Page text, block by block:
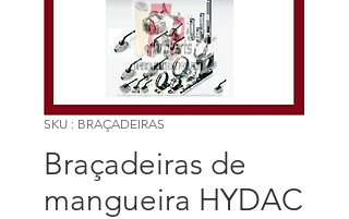
SKU : BRAÇADEIRAS
Braçadeiras de
mangueira HYDAC